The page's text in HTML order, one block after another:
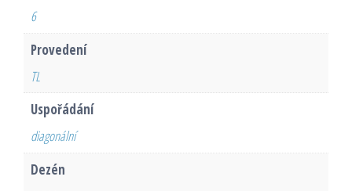
6
Provedení
TL
Uspořádání
diagonální
Dezén